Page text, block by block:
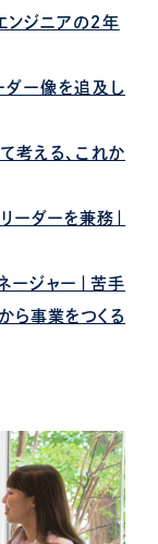
ジニアの２年
ダー像を追及し
考える、これか
ーダーを兼務｜
ージャー｜苦手
ら事業をつくる